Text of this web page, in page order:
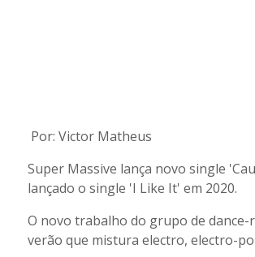
Por: Victor Matheus
Super Massive lança novo single
lançado o single 'I Like It' em 2020.
O novo trabalho do grupo de
verão que mistura electro, electro-